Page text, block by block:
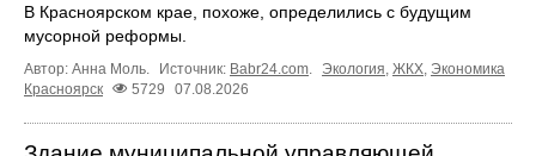
В Красноярском крае, похоже, определились с будущим
мусорной реформы.
Автор: Анна Моль. Источник: Babr24.com Экология ЖКХ Экономика
Красноярск
5729 07.08.2026